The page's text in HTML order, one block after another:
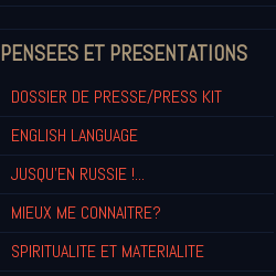
PENSEES ET PRESENTATIONS
DOSSIER DE PRESSE/PRESS KIT
ENGLISH LANGUAGE
JUSQU'EN RUSSIE !...
MIEUX ME CONNAITRE?
SPIRITUALITE ET MATERIALITE